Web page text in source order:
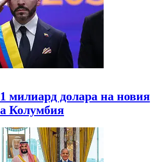
милиард долара на новия
Колумбия